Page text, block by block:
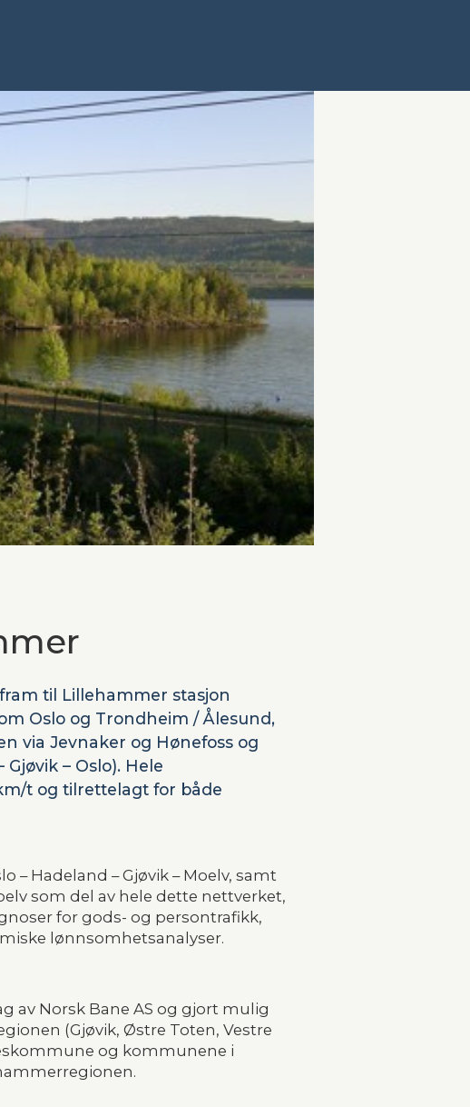
til Lillehammer stasjon
Oslo og Trondheim / Ålesund,
via Jevnaker og Hønefoss og
– Oslo). Hele
t og tilrettelagt for både
Hadeland – Gjøvik – Moelv, samt
som del av hele dette nettverket,
for gods- og persontrafikk,
lønnsomhetsanalyser.
av Norsk Bane AS og gjort mulig
(Gjøvik, Østre Toten, Vestre
og kommunene i